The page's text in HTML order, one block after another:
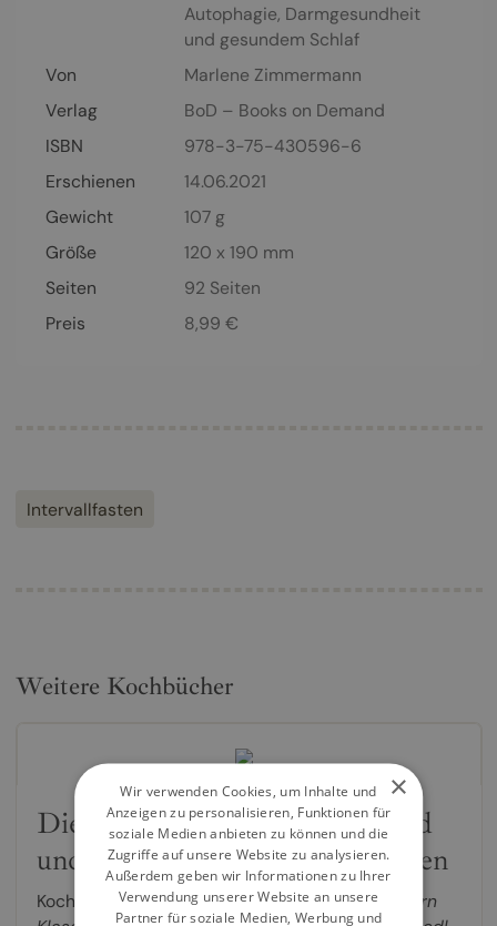
Autophagie, Darmgesundheit
und gesundem Schlaf
Von
Marlene Zimmermann
Verlag
BoD – Books on Demand
ISBN
978-3-75-430596-6
Erschienen
14.06.2021
Gewicht
107 g
Größe
120 x 190 mm
Seiten
92 Seiten
Preis
8,99 €
Intervallfasten
Weitere Kochbücher
Die Ernährungs-Docs – Gesund
und schlank durch Intervallfasten
Kochbuch vonDr. med. Silja Schäfer, Dr. med. Jörn
×
Wir verwenden Cookies, um Inhalte und
Anzeigen zu personalisieren, Funktionen für
soziale Medien anbieten zu können und die
Zugriffe auf unsere Website zu analysieren.
Außerdem geben wir Informationen zu Ihrer
Verwendung unserer Website an unsere
Partner für soziale Medien, Werbung und